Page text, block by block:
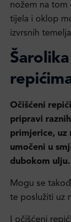
nožem na tom
tijela i oklop
izvrsnih
Očišćeni
pripravi
primjerice, uz
umočeni u
dubokom ulju.
Mogu se
te poslužiti uz
I očišćeni